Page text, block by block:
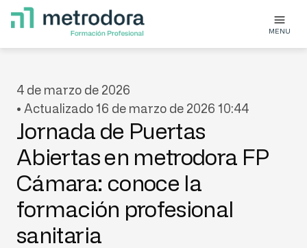
MENU
4 de marzo de 2026
• Actualizado 16 de marzo de 2026 10:44
Jornada de Puertas
Abiertas en metrodora FP
Cámara: conoce la
formación profesional
sanitaria